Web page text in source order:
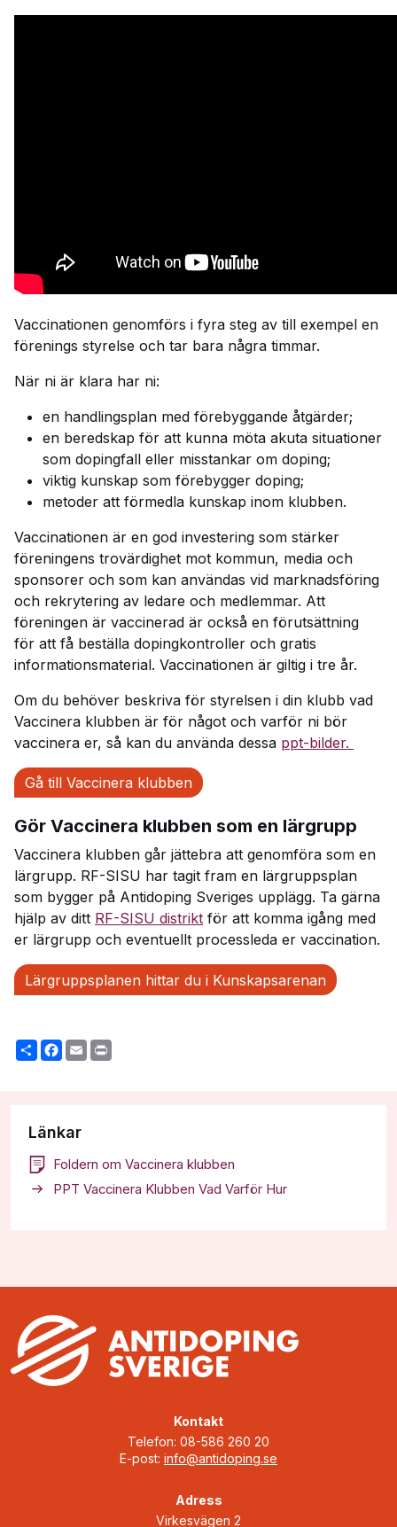
Vaccinationen genomförs i fyra steg av till exempel en
förenings styrelse och tar bara några timmar.
När ni är klara har ni:
en handlingsplan med förebyggande åtgärder;
en beredskap för att kunna möta akuta situationer
som dopingfall eller misstankar om doping;
viktig kunskap som förebygger doping;
metoder att förmedla kunskap inom klubben.
Vaccinationen är en god investering som stärker
föreningens trovärdighet mot kommun, media och
sponsorer och som kan användas vid marknadsföring
och rekrytering av ledare och medlemmar. Att
föreningen är vaccinerad är också en förutsättning
för att få beställa dopingkontroller och gratis
informationsmaterial. Vaccinationen är giltig i tre år.
Om du behöver beskriva för styrelsen i din klubb vad
Vaccinera klubben är för något och varför ni bör
vaccinera er, så kan du använda dessa ppt-bilder.
Gå till Vaccinera klubben
Gör Vaccinera klubben som en lärgrupp
Vaccinera klubben går jättebra att genomföra som en
lärgrupp. RF-SISU har tagit fram en lärgruppsplan
som bygger på Antidoping Sveriges upplägg. Ta gärna
hjälp av ditt RF-SISU distrikt för att komma igång med
er lärgrupp och eventuellt processleda er vaccination.
Lärgruppsplanen hittar du i Kunskapsarenan
ShareFacebook
Email
Länkar
Foldern om Vaccinera klubben
PPT Vaccinera Klubben Vad Varför Hur
Kontakt
Telefon: 08-586 260 20
E-post: info@antidoping.se
Adress
Virkesvägen 2